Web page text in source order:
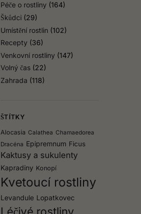
Péče o rostliny (164)
Škůdci (29)
Umístění rostlin (102)
Recepty (36)
Venkovní rostliny (147)
Volný čas (22)
Zahrada (118)
ŠTÍTKY
Alocasia Calathea Chamaedorea
Dracéna Epipremnum Ficus
Kaktusy a sukulenty
Kapradiny Konopí
Kvetoucí rostliny
Levandule Lopatkovec
Léčivé rostliny